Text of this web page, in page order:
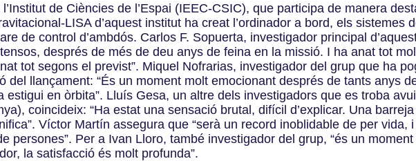
de Ciències de l’Espai (IEEC-CSIC), que participa de manera
LISA d’aquest institut ha creat l’ordinador a bord, els sistemes
de control d’ambdós. Carlos F. Sopuerta, investigador principal
després de més de deu anys de feina en la missió. I ha anat tot
tot segons el previst”. Miquel Nofrarias, investigador del grup que ha
del llançament: “És un moment molt emocionant després de tants anys
en òrbita”. Lluís Gesa, un altre dels investigadors que es troba
coincideix: “Ha estat una sensació brutal, difícil d’explicar. Una
Víctor Martín assegura que “serà un record inoblidable de per vida,
persones”. Per a Ivan Lloro, també investigador del grup, “és un
la satisfacció és molt profunda”.